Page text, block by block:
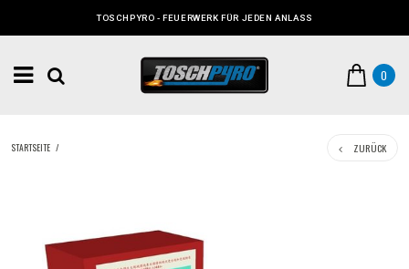
TOSCHPYRO - FEUERWERK FÜR JEDEN ANLASS
0
STARTSEITE / ZURÜCK